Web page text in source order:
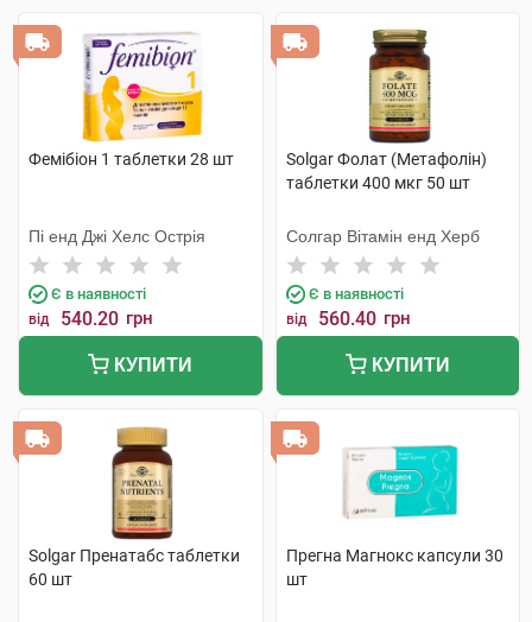
Фемібіон 1 таблетки 28 шт
Пі енд Джі Хелс Острія
Є в наявності
від 540.20 грн
КУПИТИ
Solgar Фолат (Метафолін)
таблетки 400 мкг 50 шт
Солгар Вітамін енд Херб
Є в наявності
від 560.40 грн
КУПИТИ
Solgar Пренатабс таблетки
60 шт
Прегна Магнокс капсули 30
шт